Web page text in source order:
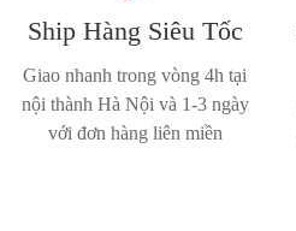
Ship Hàng Siêu Tốc
Giao nhanh trong vòng 4h tại
nội thành Hà Nội và 1-3 ngày
với đơn hàng liên miền